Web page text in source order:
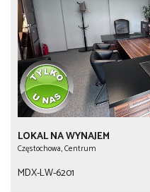
LOKAL NA WYNAJEM
Częstochowa, Centrum
MDX-LW-6201